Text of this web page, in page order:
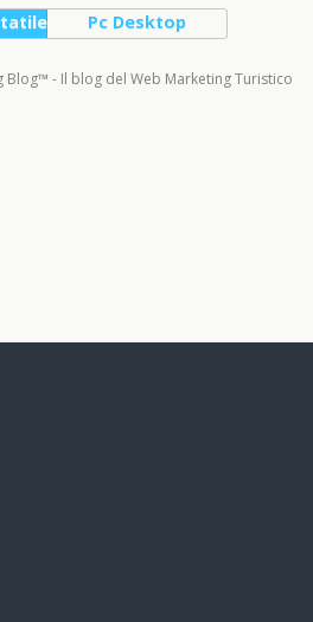
Pc Desktop
- Il blog del Web Marketing Turistico